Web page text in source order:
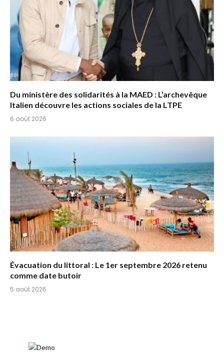
Du ministère des solidarités à la MAED : L’archevêque
Italien découvre les actions sociales de la LTPE
6 août 2026
Évacuation du littoral : Le 1er septembre 2026 retenu
comme date butoir
5 août 2026